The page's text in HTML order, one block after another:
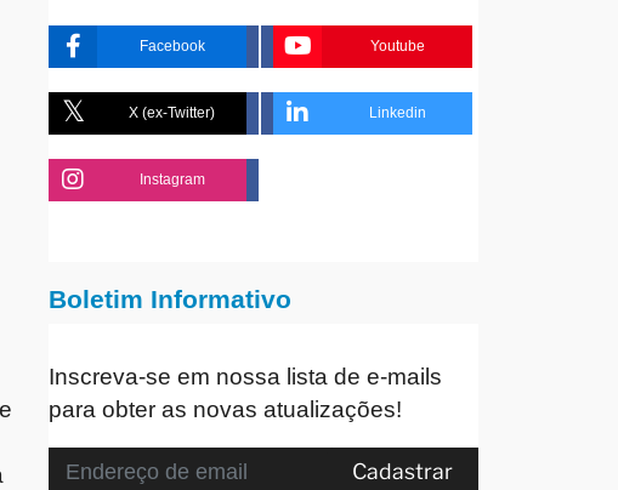
Facebook Youtube
X (ex-Twitter) Linkedin
Instagram
Boletim Informativo
Inscreva-se em nossa lista de e-mails
para obter as novas atualizações!
Cadastrar